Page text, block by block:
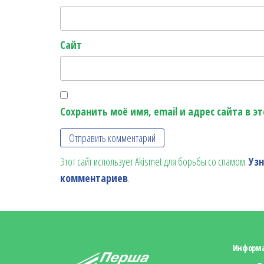
Сайт
Сохранить моё имя, email и адрес сайта в
Этот сайт использует Akismet для борьбы со спамом.
комментариев.